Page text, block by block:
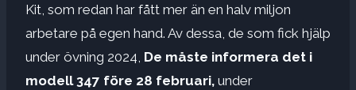
Kit, som redan har fått mer än en halv miljon
arbetare på egen hand. Av dessa, de som fick hjälp
under övning 2024, De måste informera det i
modell 347 före 28 februari, under